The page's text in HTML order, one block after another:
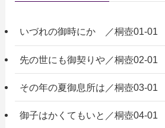
いづれの御時にか ／桐壺01-01
先の世にも御契りや／桐壺02-01
その年の夏御息所は／桐壺03-01
御子はかくてもいと／桐壺04-01